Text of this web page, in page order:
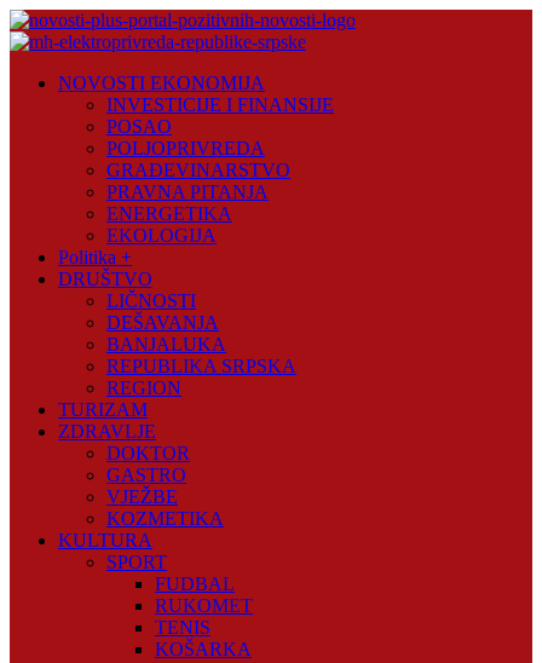
Skip
to
Plus
NOVOSTI EKONOMIJA
INVESTICIJE I FINANSIJE
POSAO
POLJOPRIVREDA
GRAĐEVINARSTVO
PRAVNA PITANJA
ENERGETIKA
EKOLOGIJA
Politika +
DRUŠTVO
LIČNOSTI
DEŠAVANJA
BANJALUKA
REPUBLIKA SRPSKA
REGION
TURIZAM
ZDRAVLJE
DOKTOR
GASTRO
VJEŽBE
KOZMETIKA
KULTURA
SPORT
FUDBAL
RUKOMET
TENIS
KOŠARKA